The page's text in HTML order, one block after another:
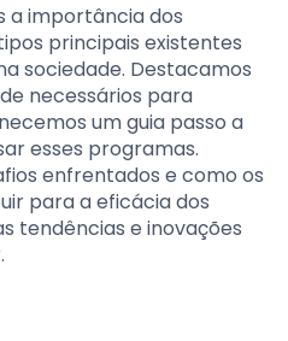
a importância dos
principais existentes
sociedade. Destacamos
necessários para
um guia passo a
esses programas.
enfrentados e como os
para a eficácia dos
tendências e inovações